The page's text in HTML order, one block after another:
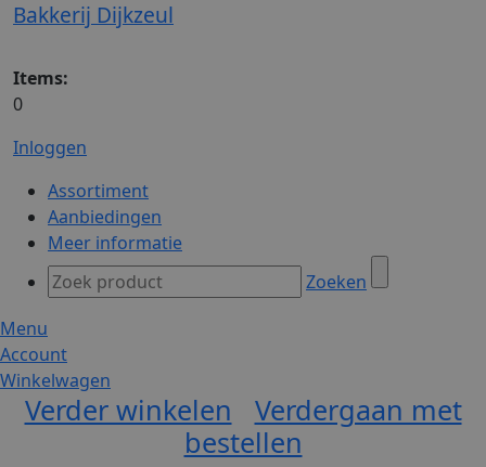
Bakkerij Dijkzeul
Items:
0
Inloggen
Assortiment
Aanbiedingen
Meer informatie
Zoeken
Menu
Account
Winkelwagen
Verder winkelen
Verdergaan met
bestellen